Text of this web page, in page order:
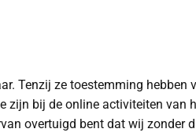
Tenzij ze toestemming hebben
zijn bij de online activiteiten van
overtuigd bent dat wij zonder